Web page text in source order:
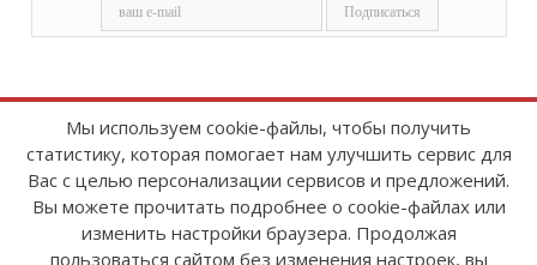
Copyright © 2008-2026FinanceTimes
Зарегистрировано в Роскомнадзоре
Свидетельство о регистрации СМИ:
серия Эл № ФС77-86300 от 10 ноября 2023 г
Мы используем cookie-файлы, чтобы получить
статистику, которая помогает нам улучшить сервис для
Вас с целью персонализации сервисов и предложений.
Вы можете прочитать подробнее о cookie-файлах или
изменить настройки браузера. Продолжая
пользоваться сайтом без изменения настроек, вы